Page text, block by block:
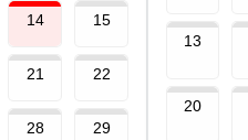
14 15
21 22
28 29
13
20